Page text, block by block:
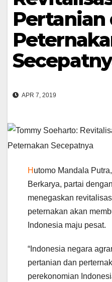
Pertanian
APR 7, 2019
H utomo Mandala
Berkarya, partai
menegaskan
peternakan akan
Indonesia maju pesat.
“Indonesia negara
pertanian dan
perekonomian